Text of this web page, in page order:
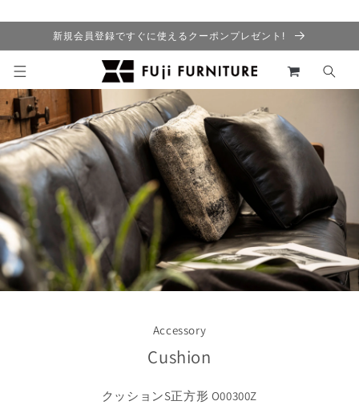
新規会員登録ですぐに使えるクーポンプレゼント!
カ
ー
ト
Accessory
Cushion
クッションS正方形 O00300Z